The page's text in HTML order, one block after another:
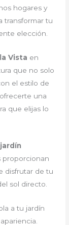
hogares y
transformar tu
elección.
Vista en
que no solo
el estilo de
una
que elijas lo
proporcionan
disfrutar de tu
sol directo.
a tu jardín